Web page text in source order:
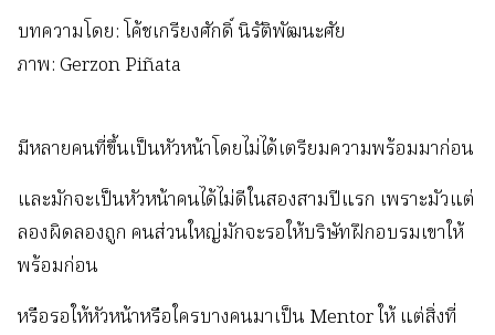
บทความโดย: โค้ชเกรียงศักดิ์ นิรัติพัฒนะศัย
ภาพ: Gerzon Piñata
มีหลายคนที่ขึ้นเป็นหัวหน้าโดยไม่ได้เตรียมความพร้อมมาก่อน
และมักจะเป็นหัวหน้าคนได้ไม่ดีในสองสามปีแรก เพราะมัวแต่
ลองผิดลองถูก คนส่วนใหญ่มักจะรอให้บริษัทฝึกอบรมเขาให้
พร้อมก่อน
หรือรอให้หัวหน้าหรือใครบางคนมาเป็น Mentor ให้ แต่สิ่งที่